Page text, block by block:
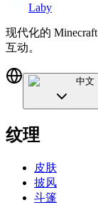
Laby
现代化的
互动。
中文
纹理
皮肤
披风
斗篷